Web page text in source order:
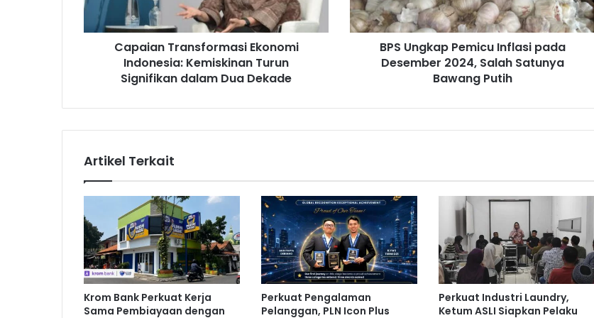
r
o
s
i
E
o
n
o
m
i
I
n
Capaian Transformasi Ekonomi
Indonesia: Kemiskinan Turun
Signifikan dalam Dua Dekade
a
p
c
l
a
s
i
p
a
d
a
D
e
BPS Ungkap Pemicu Inflasi pada
Desember 2024, Salah Satunya
Bawang Putih
Artikel Terkait
Krom Bank Perkuat Kerja
Sama Pembiayaan dengan
Perkuat Pengalaman
Pelanggan, PLN Icon Plus
Perkuat Industri Laundry,
Ketum ASLI Siapkan Pelaku